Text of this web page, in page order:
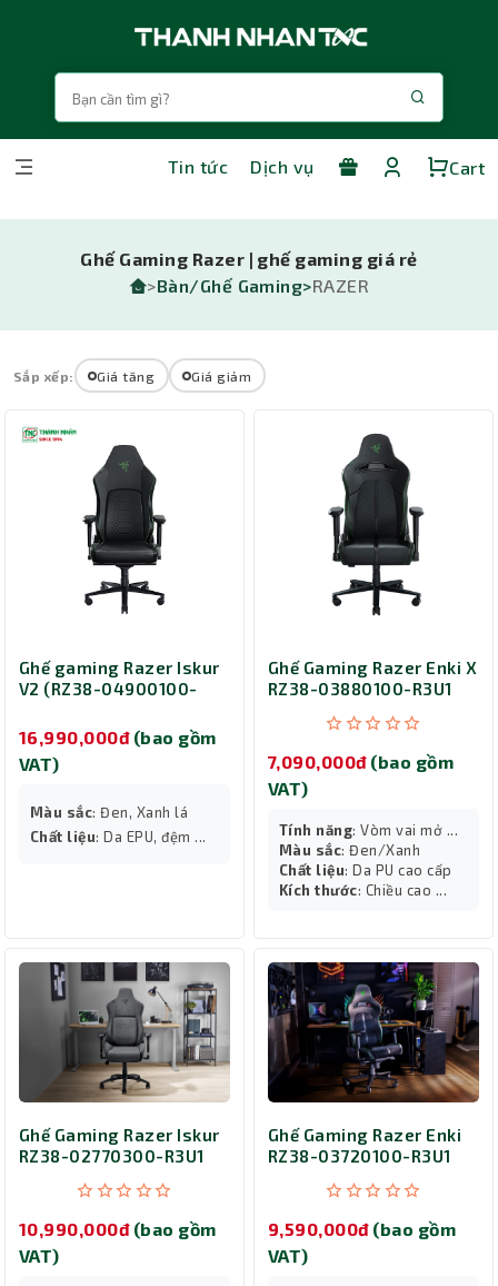
Tin tức Dịch vụ Cart
Ghế Gaming Razer | ghế gaming giá rẻ
>Bàn/Ghế Gaming>RAZER
Sắp xếp: Giá tăng Giá giảm
Ghế gaming Razer Iskur
V2 (RZ38-04900100-
16,990,000đ (bao gồm
VAT)
Màu sắc: Đen, Xanh lá
Chất liệu: Da EPU, đệm ...
Ghế Gaming Razer Enki X
RZ38-03880100-R3U1
7,090,000đ (bao gồm
VAT)
Tính năng: Vòm vai mở ...
Màu sắc: Đen/Xanh
Chất liệu: Da PU cao cấp
Kích thước: Chiều cao ...
Ghế Gaming Razer Iskur
RZ38-02770300-R3U1
10,990,000đ (bao gồm
VAT)
Ghế Gaming Razer Enki
RZ38-03720100-R3U1
9,590,000đ (bao gồm
VAT)